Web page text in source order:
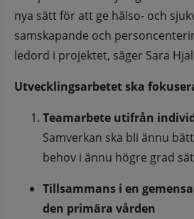
nya sätt för att ge hälso- och
samskapande och
ledord i projektet, säger Sara
Utvecklingsarbetet ska
Teamarbete utifrån
Samverkan ska bli ännu
behov i ännu högre grad
Tillsammans i en
den primära vården